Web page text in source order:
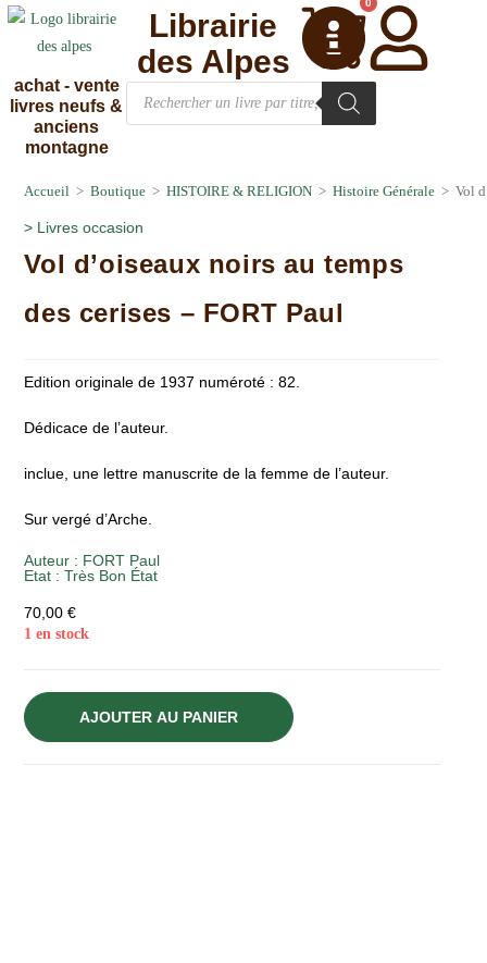
achat - vente
livres neufs &
anciens
montagne
0
Librairie
des Alpes
Accueil > Boutique > HISTOIRE & RELIGION > Histoire Générale > Vol
> Livres occasion
Vol d’oiseaux noirs au temps
des cerises – FORT Paul
Edition originale de 1937 numéroté : 82.
Dédicace de l’auteur.
inclue, une lettre manuscrite de la femme de l’auteur.
Sur vergé d’Arche.
Auteur : FORT Paul
Etat :Très Bon État
70,00€
1 en stock
AJOUTER AU PANIER